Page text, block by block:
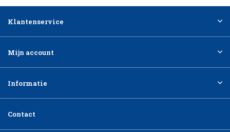
Klantenservice
Mijn account
Informatie
Contact